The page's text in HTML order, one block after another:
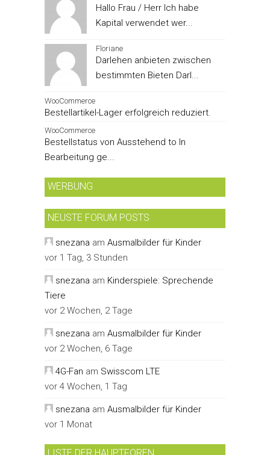
Hallo Frau / Herr Ich habe
Kapital verwendet wer...
Floriane
Darlehen anbieten zwischen
bestimmten Bieten Darl...
WooCommerce
Bestellartikel-Lager erfolgreich reduziert.
WooCommerce
Bestellstatus von Ausstehend to In
Bearbeitung ge...
WERBUNG
NEUSTE FORUM POSTS
snezana am Ausmalbilder für Kinder
vor 1 Tag, 3 Stunden
snezana am Kinderspiele: Sprechende
Tiere
vor 2 Wochen, 2 Tage
snezana am Ausmalbilder für Kinder
vor 2 Wochen, 6 Tage
4G-Fan am Swisscom LTE
vor 4 Wochen, 1 Tag
snezana am Ausmalbilder für Kinder
vor 1 Monat